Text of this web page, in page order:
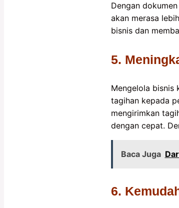
Dengan
akan merasa
bisnis dan
5.
Mengelola bisnis
tagihan kepada
mengirimkan
dengan cepat.
Baca Juga
6.